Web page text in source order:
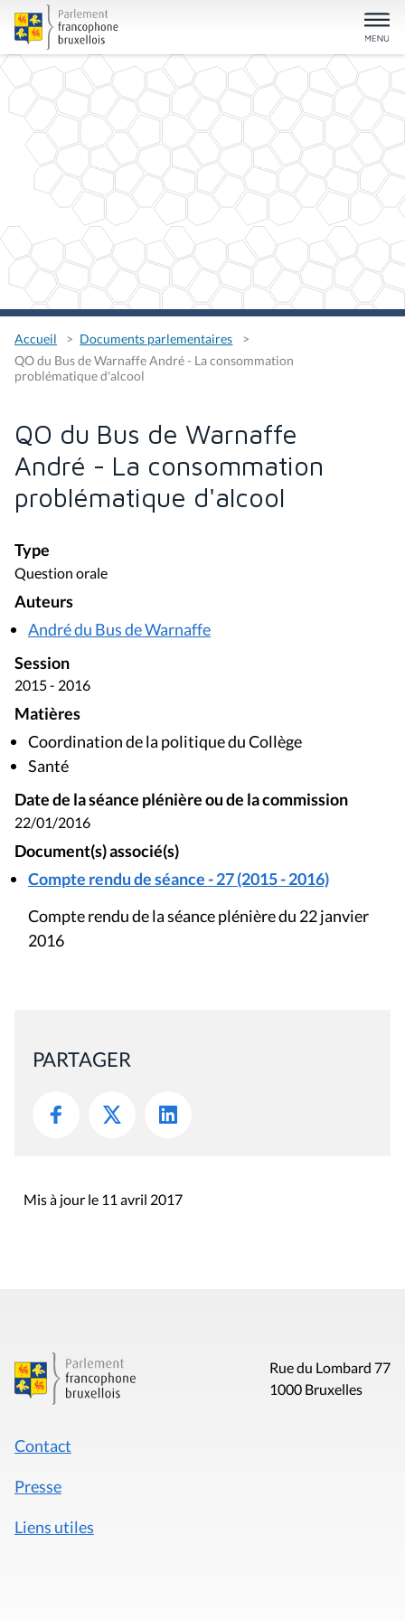
Accueil
Documents parlementaires
QO du Bus de Warnaffe André - La consommation
problématique d'alcool
QO du Bus de Warnaffe
André - La consommation
problématique d'alcool
Type
Question orale
Auteurs
André du Bus de Warnaffe
Session
2015 - 2016
Matières
Coordination de la politique du Collège
Santé
Date de la séance plénière ou de la commission
22/01/2016
Document(s) associé(s)
Compte rendu de séance - 27 (2015 - 2016)
Compte rendu de la séance plénière du 22 janvier
2016
PARTAGER
Mis à jour le 11 avril 2017
Rue du Lombard 77
1000 Bruxelles
Contact
Presse
Liens utiles